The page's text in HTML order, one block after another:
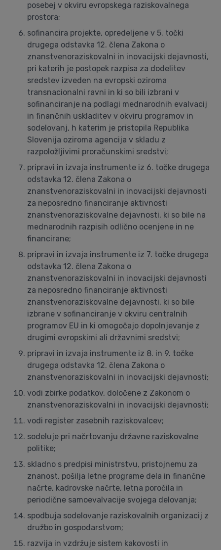
posebej v okviru evropskega raziskovalnega
prostora;
sofinancira projekte, opredeljene v 5. točki
drugega odstavka 12. člena Zakona o
znanstvenoraziskovalni in inovacijski dejavnosti,
pri katerih je postopek razpisa za dodelitev
sredstev izveden na evropski oziroma
transnacionalni ravni in ki so bili izbrani v
sofinanciranje na podlagi mednarodnih evalvacij
in finančnih uskladitev v okviru programov in
sodelovanj, h katerim je pristopila Republika
Slovenija oziroma agencija v skladu z
razpoložljivimi proračunskimi sredstvi;
pripravi in izvaja instrumente iz 6. točke drugega
odstavka 12. člena Zakona o
znanstvenoraziskovalni in inovacijski dejavnosti
za neposredno financiranje aktivnosti
znanstvenoraziskovalne dejavnosti, ki so bile na
mednarodnih razpisih odlično ocenjene in ne
financirane;
pripravi in izvaja instrumente iz 7. točke drugega
odstavka 12. člena Zakona o
znanstvenoraziskovalni in inovacijski dejavnosti
za neposredno financiranje aktivnosti
znanstvenoraziskovalne dejavnosti, ki so bile
izbrane v sofinanciranje v okviru centralnih
programov EU in ki omogočajo dopolnjevanje z
drugimi evropskimi ali državnimi sredstvi;
pripravi in izvaja instrumente iz 8. in 9. točke
drugega odstavka 12. člena Zakona o
znanstvenoraziskovalni in inovacijski dejavnosti;
vodi zbirke podatkov, določene z Zakonom o
znanstvenoraziskovalni in inovacijski dejavnosti;
vodi register zasebnih raziskovalcev;
sodeluje pri načrtovanju državne raziskovalne
politike;
skladno s predpisi ministrstvu, pristojnemu za
znanost, pošilja letne programe dela in finančne
načrte, kadrovske načrte, letna poročila in
periodične samoevalvacije svojega delovanja;
spodbuja sodelovanje raziskovalnih organizacij z
družbo in gospodarstvom;
razvija in vzdržuje sistem kakovosti in